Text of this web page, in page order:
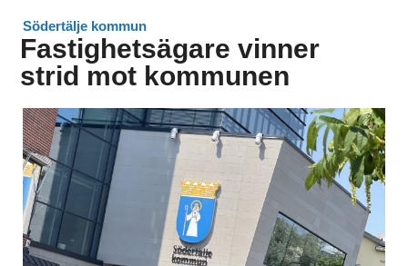
Södertälje kommun
Fastighetsägare vinner
strid mot kommunen